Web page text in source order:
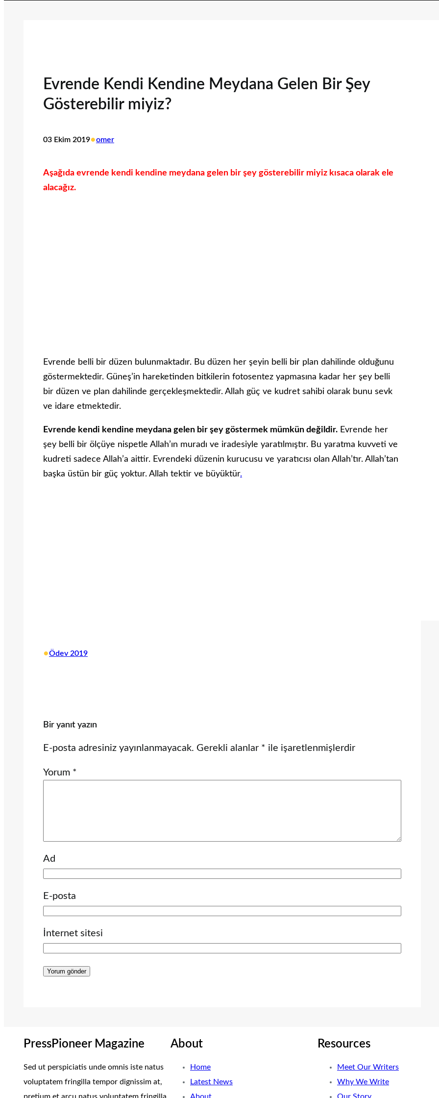
Evrende Kendi Kendine Meydana Gelen Bir Şey
Gösterebilir miyiz?
03 Ekim 2019•omer
Aşağıda evrende kendi kendine meydana gelen bir şey gösterebilir miyiz kısaca olarak ele
alacağız.
Evrende belli bir düzen bulunmaktadır. Bu düzen her şeyin belli bir plan dahilinde olduğunu
göstermektedir. Güneş’in hareketinden bitkilerin fotosentez yapmasına kadar her şey belli
bir düzen ve plan dahilinde gerçekleşmektedir. Allah güç ve kudret sahibi olarak bunu sevk
ve idare etmektedir.
Evrende kendi kendine meydana gelen bir şey göstermek mümkün değildir. Evrende her
şey belli bir ölçüye nispetle Allah’ın muradı ve iradesiyle yaratılmıştır. Bu yaratma kuvveti ve
kudreti sadece Allah’a aittir. Evrendeki düzenin kurucusu ve yaratıcısı olan Allah’tır. Allah’tan
başka üstün bir güç yoktur. Allah tektir ve büyüktür.
•Ödev 2019
Bir yanıt yazın
E-posta adresiniz yayınlanmayacak. Gerekli alanlar * ile işaretlenmişlerdir
Yorum *
Ad
E-posta
İnternet sitesi
PressPioneer Magazine
Sed ut perspiciatis unde omnis iste natus
voluptatem fringilla tempor dignissim at,
About
Home
Latest News
Resources
Meet Our Writers
Why We Write